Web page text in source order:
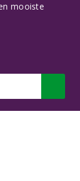
mooiste